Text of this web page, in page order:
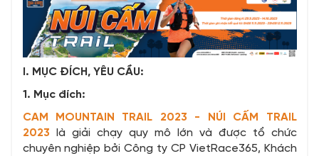
I. MỤC ĐÍCH, YÊU CẦU:
1. Mục đích:
CAM MOUNTAIN TRAIL 2023 - NÚI CẤM TRAIL
2023 là giải chạy quy mô lớn và được tổ chức
chuyên nghiệp bởi Công ty CP VietRace365, Khách